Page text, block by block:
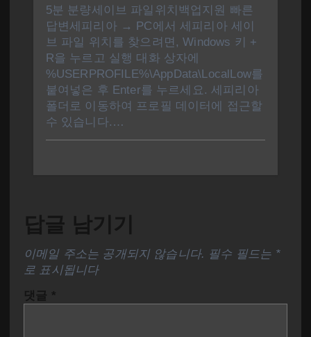
5분 분량세이브 파일위치백업지원 빠른
답변세피리아 → PC에서 세피리아 세이
브 파일 위치를 찾으려면, Windows 키 +
R을 누르고 실행 대화 상자에
%USERPROFILE%\AppData\LocalLow를
붙여넣은 후 Enter를 누르세요. 세피리아
폴더로 이동하여 프로필 데이터에 접근할
수 있습니다.…
답글 남기기
이메일 주소는 공개되지 않습니다. 필수 필드는 *
로 표시됩니다
댓글 *